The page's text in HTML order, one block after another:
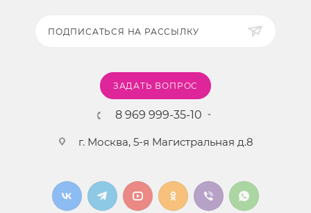
ПОДПИСАТЬСЯ НА РАССЫЛКУ
ЗАДАТЬ ВОПРОС
8 969 999-35-10
г. Москва, 5-я Магистральная д.8